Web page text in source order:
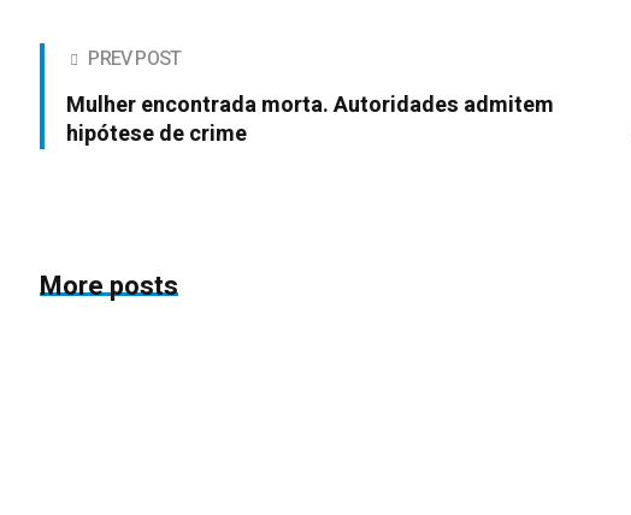
PREV POST
Mulher encontrada morta. Autoridades admitem
hipótese de crime
More posts